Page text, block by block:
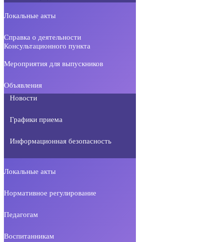
Локальные акты
Справка о деятельности
Консультационного пункта
Мероприятия для выпускников
Объявления
Новости
Графики приема
Информационная безопасность
Локальные акты
Нормативное регулирование
Педагогам
Воспитанникам